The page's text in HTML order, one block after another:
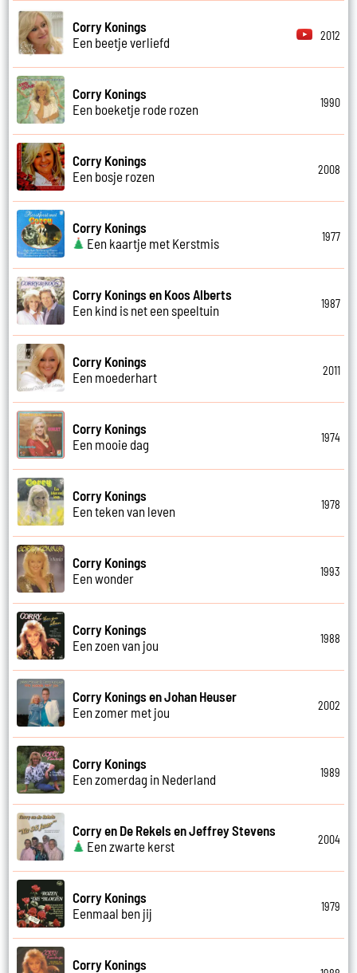
Corry Konings
Een beetje verliefd
2012
Corry Konings
Een boeketje rode rozen
1990
Corry Konings
Een bosje rozen
2008
Corry Konings
Een kaartje met Kerstmis
1977
Corry Konings en Koos Alberts
Een kind is net een speeltuin
1987
Corry Konings
Een moederhart
2011
Corry Konings
Een mooie dag
1974
Corry Konings
Een teken van leven
1978
Corry Konings
Een wonder
1993
Corry Konings
Een zoen van jou
1988
Corry Konings en Johan Heuser
Een zomer met jou
2002
Corry Konings
Een zomerdag in Nederland
1989
Corry en De Rekels en Jeffrey Stevens
Een zwarte kerst
2004
Corry Konings
Eenmaal ben jij
1979
Corry Konings